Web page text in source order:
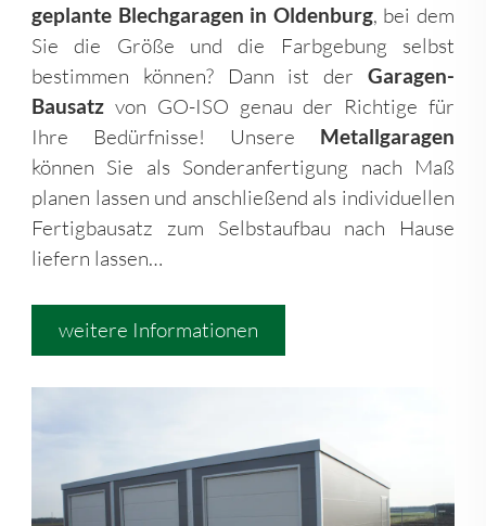
geplante Blechgaragen in Oldenburg, bei dem
Sie die Größe und die Farbgebung selbst
bestimmen können? Dann ist derGaragen-
Bausatzvon GO-ISO genau der Richtige für
Ihre Bedürfnisse! Unsere Metallgaragen
können Sie als Sonderanfertigung nach Maß
planen lassen und anschließend als individuellen
Fertigbausatz zum Selbstaufbau nach Hause
liefern lassen…
weitere Informationen